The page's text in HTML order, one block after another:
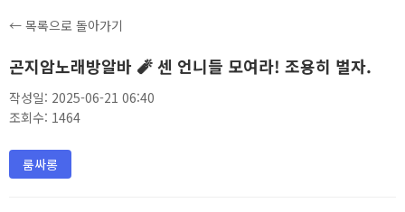
← 목록으로 돌아가기
곤지암노래방알바 🧨 센 언니들 모여라! 조용히 벌자.
작성일: 2025-06-21 06:40
조회수: 1464
룸싸롱